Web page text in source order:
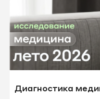
Диагностика